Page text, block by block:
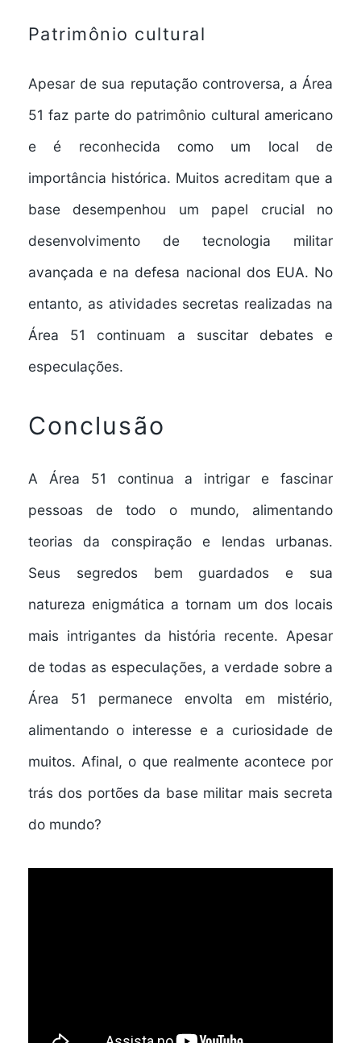
Patrimônio cultural
Apesar de sua reputação controversa, a Área
51 faz parte do patrimônio cultural americano
e é reconhecida como um local de
importância histórica. Muitos acreditam que a
base desempenhou um papel crucial no
desenvolvimento de tecnologia militar
avançada e na defesa nacional dos EUA. No
entanto, as atividades secretas realizadas na
Área 51 continuam a suscitar debates e
especulações.
Conclusão
A Área 51 continua a intrigar e fascinar
pessoas de todo o mundo, alimentando
teorias da conspiração e lendas urbanas.
Seus segredos bem guardados e sua
natureza enigmática a tornam um dos locais
mais intrigantes da história recente. Apesar
de todas as especulações, a verdade sobre a
Área 51 permanece envolta em mistério,
alimentando o interesse e a curiosidade de
muitos. Afinal, o que realmente acontece por
trás dos portões da base militar mais secreta
do mundo?